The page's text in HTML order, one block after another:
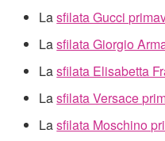
Lasfilata Gucci
Lasfilata Giorgio
Lasfilata Elisabetta
Lasfilata Versace
Lasfilata Moschino